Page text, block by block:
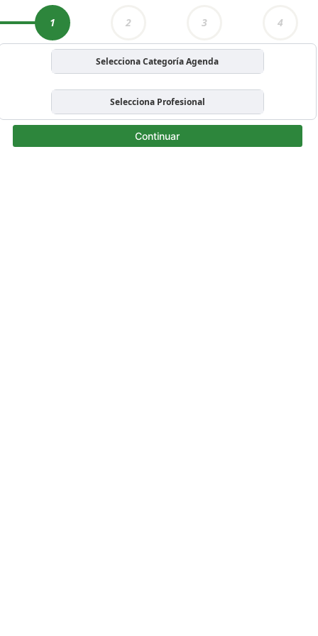
1 2 3 4
Selecciona Categoría Agenda
Selecciona Profesional
Continuar